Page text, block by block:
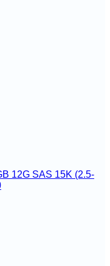
12G SAS 15K (2.5-